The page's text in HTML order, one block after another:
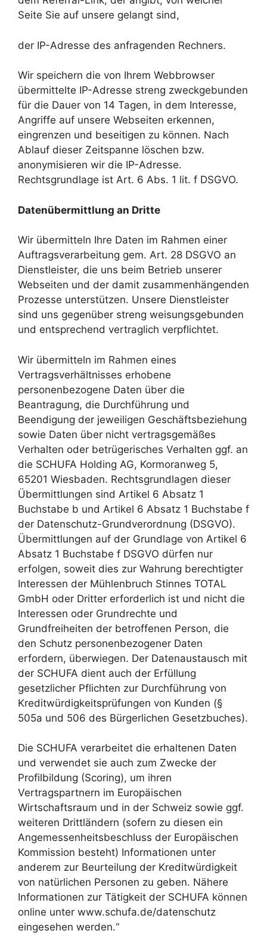
Seite Sie auf unsere gelangt sind,
der IP-Adresse des anfragenden Rechners.
Wir speichern die von Ihrem Webbrowser
übermittelte IP-Adresse streng zweckgebunden
für die Dauer von 14 Tagen, in dem Interesse,
Angriffe auf unsere Webseiten erkennen,
eingrenzen und beseitigen zu können. Nach
Ablauf dieser Zeitspanne löschen bzw.
anonymisieren wir die IP-Adresse.
Rechtsgrundlage ist Art. 6 Abs. 1 lit. f DSGVO.
Datenübermittlung an Dritte
Wir übermitteln Ihre Daten im Rahmen einer
Auftragsverarbeitung gem. Art. 28 DSGVO an
Dienstleister, die uns beim Betrieb unserer
Webseiten und der damit zusammenhängenden
Prozesse unterstützen. Unsere Dienstleister
sind uns gegenüber streng weisungsgebunden
und entsprechend vertraglich verpflichtet.
Wir übermitteln im Rahmen eines
Vertragsverhältnisses erhobene
personenbezogene Daten über die
Beantragung, die Durchführung und
Beendigung der jeweiligen Geschäftsbeziehung
sowie Daten über nicht vertragsgemäßes
Verhalten oder betrügerisches Verhalten ggf. an
die SCHUFA Holding AG, Kormoranweg 5,
65201 Wiesbaden. Rechtsgrundlagen dieser
Übermittlungen sind Artikel 6 Absatz 1
Buchstabe b und Artikel 6 Absatz 1 Buchstabe f
der Datenschutz-Grundverordnung (DSGVO).
Übermittlungen auf der Grundlage von Artikel 6
Absatz 1 Buchstabe f DSGVO dürfen nur
erfolgen, soweit dies zur Wahrung berechtigter
Interessen der Mühlenbruch Stinnes TOTAL
GmbH oder Dritter erforderlich ist und nicht die
Interessen oder Grundrechte und
Grundfreiheiten der betroffenen Person, die
den Schutz personenbezogener Daten
erfordern, überwiegen. Der Datenaustausch mit
der SCHUFA dient auch der Erfüllung
gesetzlicher Pflichten zur Durchführung von
Kreditwürdigkeitsprüfungen von Kunden (§
505a und 506 des Bürgerlichen Gesetzbuches).
Die SCHUFA verarbeitet die erhaltenen Daten
und verwendet sie auch zum Zwecke der
Profilbildung (Scoring), um ihren
Vertragspartnern im Europäischen
Wirtschaftsraum und in der Schweiz sowie ggf.
weiteren Drittländern (sofern zu diesen ein
Angemessenheitsbeschluss der Europäischen
Kommission besteht) Informationen unter
anderem zur Beurteilung der Kreditwürdigkeit
von natürlichen Personen zu geben. Nähere
Informationen zur Tätigkeit der SCHUFA können
online unter www.schufa.de/datenschutz
eingesehen werden.“